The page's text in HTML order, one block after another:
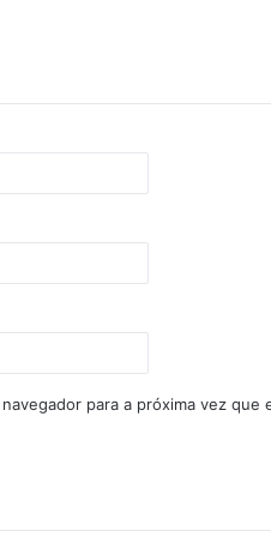
para a próxima vez que